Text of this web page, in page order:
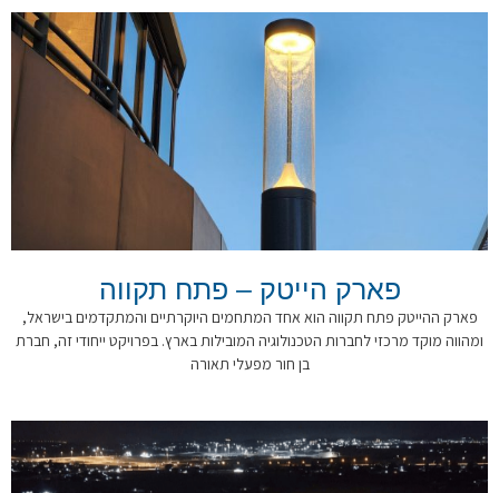
פארק הייטק – פתח תקווה
פארק ההייטק פתח תקווה הוא אחד המתחמים היוקרתיים והמתקדמים בישראל,
ומהווה מוקד מרכזי לחברות הטכנולוגיה המובילות בארץ. בפרויקט ייחודי זה, חברת
בן חור מפעלי תאורה